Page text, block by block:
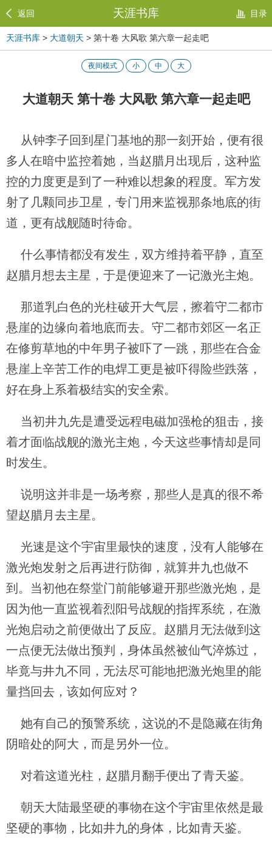
返回 天涯书库 目录
天涯书库 > 大道朝天 > 第十卷 大风歌 第六章一起走吧
夜间模式 小 中 大
大道朝天 第十卷 大风歌 第六章一起走吧
从钟李子回到星门基地的那一刻开始，便有很
多人在暗中监控着她，当赵腊月出现后，这种监
控的力度更是到了一种难以想象的程度。军方发
射了几颗同步卫星，专门用来监视那条地底的街
道，更有战舰随时待命。
什么事情都没有发生，双方维持着平静，直至
赵腊月想去主星，于是便迎来了一记激光主炮。
那道乳白色的光柱破开大气层，擦着守二都市
悬崖的边缘向着地底而去。守二都市郊区一名正
在修剪草地的中年男子被吓了一跳，那些在合金
悬崖上辛苦工作的电焊工更是被吓得险些跌落，
好在身上系着极结实的安全索。
当初井九先是遭受远程电磁加强枪的狙击，接
着才面临战舰的激光主炮，今天这些事情却是同
时发生。
说明这并非是一场考察，那些人是真的很不希
望赵腊月去主星。
光速是这个宇宙里最快的速度，没有人能够在
激光炮发射之后再进行防御，就算井九也做不
到。当初他在祭堂门前能够避开那些激光炮，是
因为他一直监视着烈阳号战舰的指挥系统，在激
光炮启动之前便做出了反应。赵腊月无法做到这
一点便无法做出预判，身体虽然被仙气淬炼过，
毕竟与井九不同，无法尽可能地把激光炮里的能
量挡回去，该如何应对？
她有自己的预警系统，这说的不是隐藏在街角
阴暗处的阿大，而是另外一位。
对着这道光柱，赵腊月翻手便出了青天鉴。
朝天大陆最坚硬的事物在这个宇宙里依然是最
坚硬的事物，比如井九的身体，比如青天鉴。